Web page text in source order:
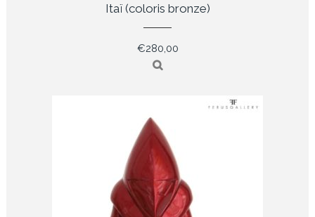
Itaï (coloris bronze)
€280,00